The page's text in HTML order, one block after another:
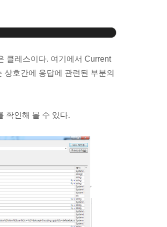
클레스이다. 여기에서 Current
호간에 응답에 관련된 부분의
확인해 볼 수 있다.